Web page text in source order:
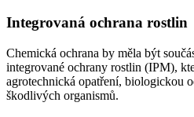
Integrovaná ochrana rostlin
Chemická ochrana by měla být
integrované ochrany rostlin (IPM),
agrotechnická opatření, biologickou
škodlivých organismů.